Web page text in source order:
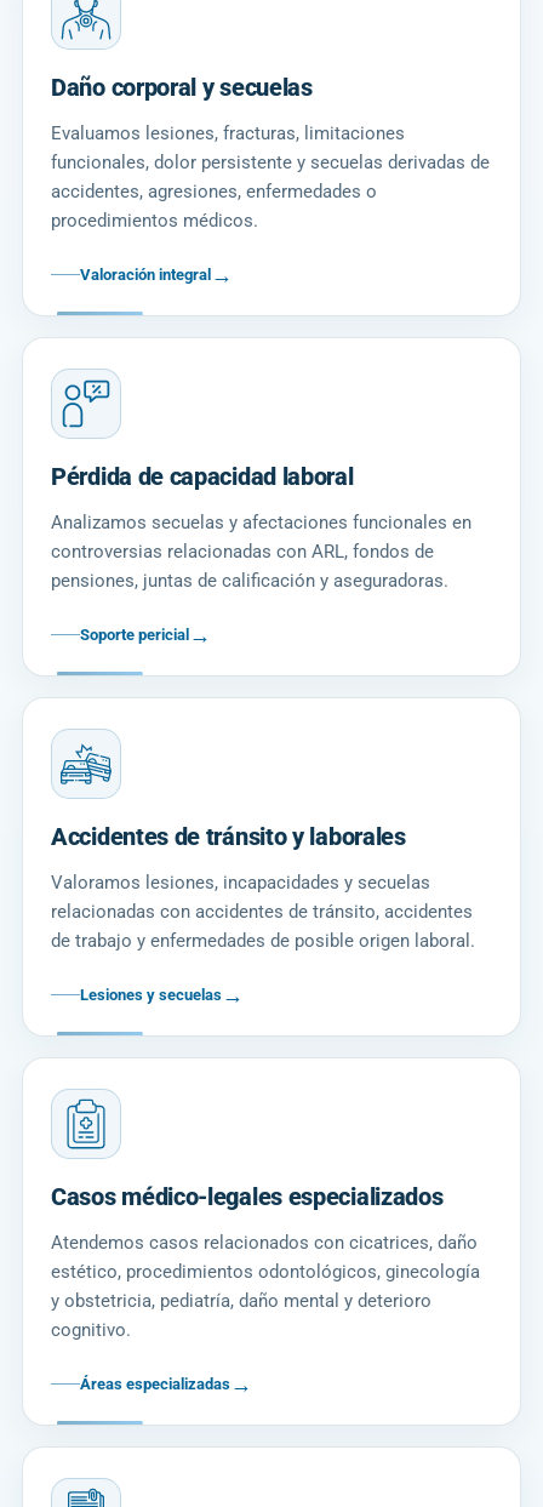
Daño corporal y secuelas
Evaluamos lesiones, fracturas, limitaciones
funcionales, dolor persistente y secuelas derivadas de
accidentes, agresiones, enfermedades o
procedimientos médicos.
Valoración integral →
Pérdida de capacidad laboral
Analizamos secuelas y afectaciones funcionales en
controversias relacionadas con ARL, fondos de
pensiones, juntas de calificación y aseguradoras.
Soporte pericial →
Accidentes de tránsito y laborales
Valoramos lesiones, incapacidades y secuelas
relacionadas con accidentes de tránsito, accidentes
de trabajo y enfermedades de posible origen laboral.
Lesiones y secuelas →
Casos médico-legales especializados
Atendemos casos relacionados con cicatrices, daño
estético, procedimientos odontológicos, ginecología
y obstetricia, pediatría, daño mental y deterioro
cognitivo.
Áreas especializadas →